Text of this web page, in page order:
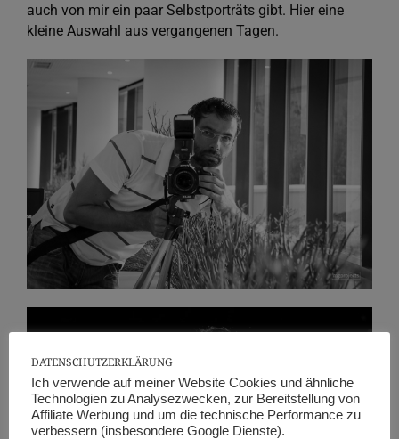
auch von mir ein paar Selbstporträts gibt. Hier eine
kleine Auswahl aus vergangenen Tagen.
DATENSCHUTZERKLÄRUNG
Ich verwende auf meiner Website Cookies und ähnliche
Technologien zu Analysezwecken, zur Bereitstellung von
Affiliate Werbung und um die technische Performance zu
verbessern (insbesondere Google Dienste).